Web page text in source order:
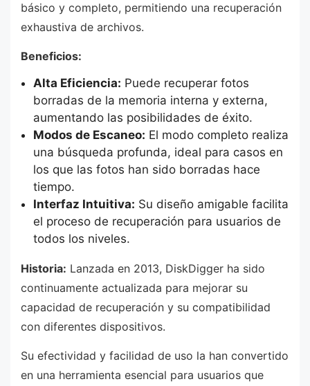
básico y completo, permitiendo una recuperación
exhaustiva de archivos.
Beneficios:
Alta Eficiencia: Puede recuperar fotos
borradas de la memoria interna y externa,
aumentando las posibilidades de éxito.
Modos de Escaneo: El modo completo realiza
una búsqueda profunda, ideal para casos en
los que las fotos han sido borradas hace
tiempo.
Interfaz Intuitiva: Su diseño amigable facilita
el proceso de recuperación para usuarios de
todos los niveles.
Historia: Lanzada en 2013, DiskDigger ha sido
continuamente actualizada para mejorar su
capacidad de recuperación y su compatibilidad
con diferentes dispositivos.
Su efectividad y facilidad de uso la han convertido
en una herramienta esencial para usuarios que